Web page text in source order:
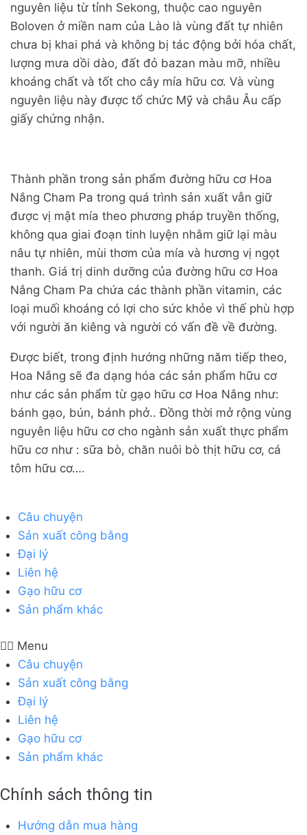
nguyên liệu từ tỉnh Sekong, thuộc cao nguyên
Boloven ở miền nam của Lào là vùng đất tự nhiên
chưa bị khai phá và không bị tác động bởi hóa chất,
lượng mưa dồi dào, đất đỏ bazan màu mỡ, nhiều
khoáng chất và tốt cho cây mía hữu cơ. Và vùng
nguyên liệu này được tổ chức Mỹ và châu Âu cấp
giấy chứng nhận.
Thành phần trong sản phẩm đường hữu cơ Hoa
Nắng Cham Pa trong quá trình sản xuất vẫn giữ
được vị mật mía theo phương pháp truyền thống,
không qua giai đoạn tinh luyện nhằm giữ lại màu
nâu tự nhiên, mùi thơm của mía và hương vị ngọt
thanh. Giá trị dinh dưỡng của đường hữu cơ Hoa
Nắng Cham Pa chứa các thành phần vitamin, các
loại muối khoáng có lợi cho sức khỏe vì thế phù hợp
với người ăn kiêng và người có vấn đề về đường.
Được biết, trong định hướng những năm tiếp theo,
Hoa Nắng sẽ đa dạng hóa các sản phẩm hữu cơ
như các sản phẩm từ gạo hữu cơ Hoa Nắng như:
bánh gạo, bún, bánh phở.. Đồng thời mở rộng vùng
nguyên liệu hữu cơ cho ngành sản xuất thực phẩm
hữu cơ như : sữa bò, chăn nuôi bò thịt hữu cơ, cá
tôm hữu cơ….
Câu chuyện
Sản xuất công bằng
Đại lý
Liên hệ
Gạo hữu cơ
Sản phẩm khác
Menu
Câu chuyện
Sản xuất công bằng
Đại lý
Liên hệ
Gạo hữu cơ
Sản phẩm khác
Chính sách thông tin
Hướng dẫn mua hàng